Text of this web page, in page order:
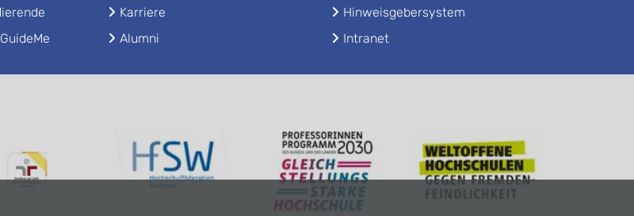
Karriere
Alumni
Hinweisgebersystem
Intranet